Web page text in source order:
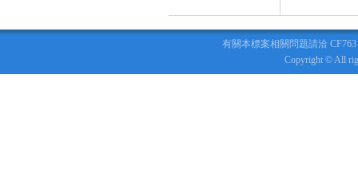
有關本標案相關問題請洽
Copyright © All